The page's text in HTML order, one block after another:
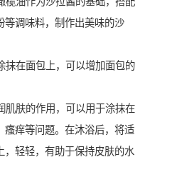
等调味料，制作出美味的沙
抹在面包上，可以增加面包的
肌肤的作用，可以用于涂抹在
瘙痒等问题。在沐浴后，将适
，轻轻，有助于保持皮肤的水